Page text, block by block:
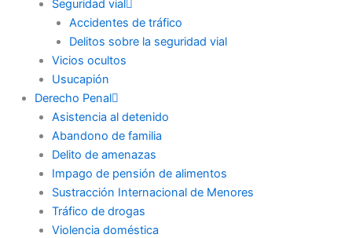
Seguridad vial
Accidentes de tráfico
Delitos sobre la seguridad vial
Vicios ocultos
Usucapión
Derecho Penal
Asistencia al detenido
Abandono de familia
Delito de amenazas
Impago de pensión de alimentos
Sustracción Internacional de Menores
Tráfico de drogas
Violencia doméstica